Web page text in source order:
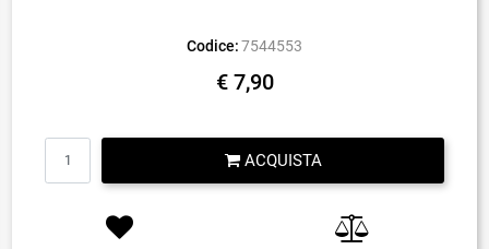
Codice: 7544553
€ 7,90
ACQUISTA